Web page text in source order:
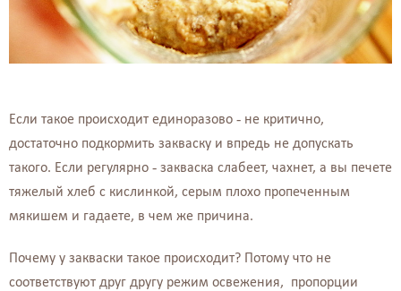
Если такое происходит единоразово - не критично,
достаточно подкормить закваску и впредь не допускать
такого. Если регулярно - закваска слабеет, чахнет, а вы печете
тяжелый хлеб с кислинкой, серым плохо пропеченным
мякишем и гадаете, в чем же причина.
Почему у закваски такое происходит? Потому что не
соответствуют друг другу режим освежения, пропорции